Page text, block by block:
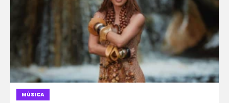
MÚSICA